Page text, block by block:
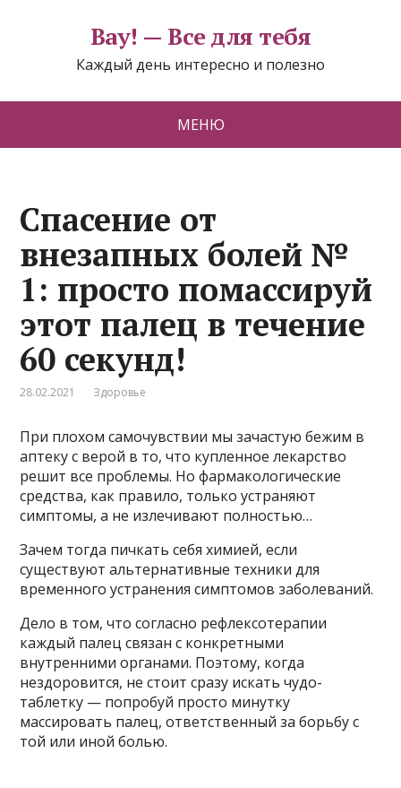
Вау! — Все для тебя
Каждый день интересно и полезно
МЕНЮ
Спасение от
внезапных болей №
1: просто помассируй
этот палец в течение
60 секунд!
28.02.2021 Здоровье
При плохом самочувствии мы зачастую бежим в
аптеку с верой в то, что купленное лекарство
решит все проблемы. Но фармакологические
средства, как правило, только устраняют
симптомы, а не излечивают полностью…
Зачем тогда пичкать себя химией, если
существуют альтернативные техники для
временного устранения симптомов заболеваний.
Дело в том, что согласно рефлексотерапии
каждый палец связан с конкретными
внутренними органами. Поэтому, когда
нездоровится, не стоит сразу искать чудо-
таблетку — попробуй просто минутку
массировать палец, ответственный за борьбу с
той или иной болью.